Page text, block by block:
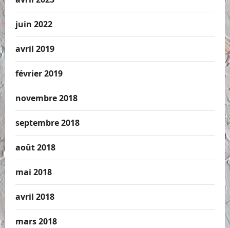
juin 2022
avril 2019
février 2019
novembre 2018
septembre 2018
août 2018
mai 2018
avril 2018
mars 2018